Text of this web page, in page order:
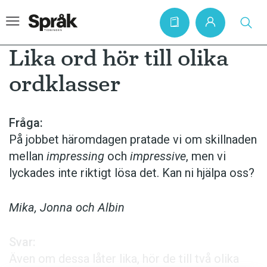
Hem
Artiklar
Krönikor
Språkfrågor
Bokrecensioner
Lika ord hör till olika
ordklasser
Fråga:
På jobbet häromdagen pratade vi om skillnaden
mellan impressing och impressive, men vi
lyckades inte riktigt lösa det. Kan ni hjälpa oss?
Mika, Jonna och Albin